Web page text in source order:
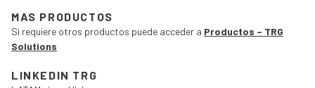
MAS PRODUCTOS
Si requiere otros productos puede acceder a Productos – TRG
Solutions
LINKEDIN TRG